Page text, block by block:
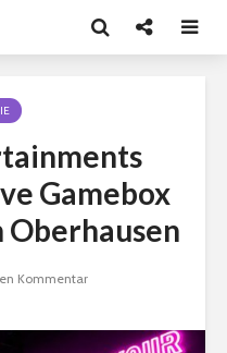
Gamebox
Oberhausen
Kommentar